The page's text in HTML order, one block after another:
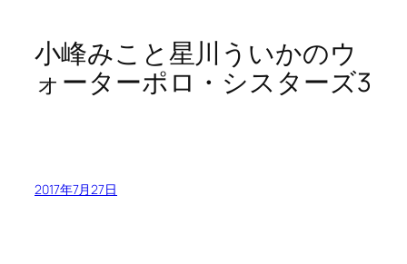
小峰みこと星川ういかのウ
ォーターポロ・シスターズ3
2017年7月27日